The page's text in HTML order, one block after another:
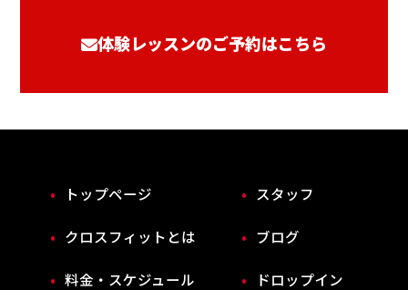
体験レッスンのご予約はこちら
トップページ
クロスフィットとは
料金・スケジュール
スタッフ
ブログ
ドロップイン